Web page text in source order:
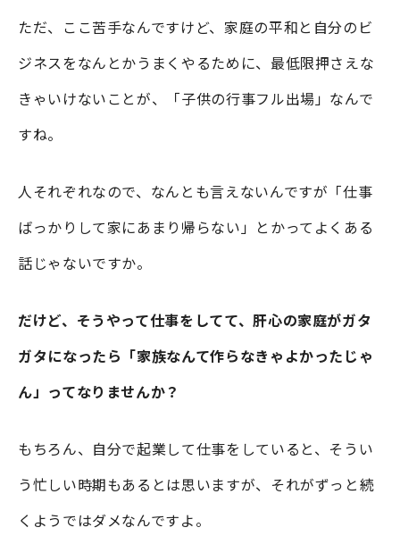
ただ、ここ苦手なんですけど、家庭の平和と自分のビ
ジネスをなんとかうまくやるために、最低限押さえな
きゃいけないことが、「子供の行事フル出場」なんで
すね。
人それぞれなので、なんとも言えないんですが「仕事
ばっかりして家にあまり帰らない」とかってよくある
話じゃないですか。
だけど、そうやって仕事をしてて、肝心の家庭がガタ
ガタになったら「家族なんて作らなきゃよかったじゃ
ん」ってなりませんか？
もちろん、自分で起業して仕事をしていると、そうい
う忙しい時期もあるとは思いますが、それがずっと続
くようではダメなんですよ。